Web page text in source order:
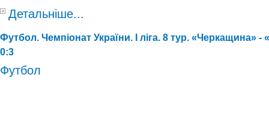
Детальніше...
Футбол. Чемпіонат України. I ліга. 8 тур. «Черкащина» -
0:3
Футбол